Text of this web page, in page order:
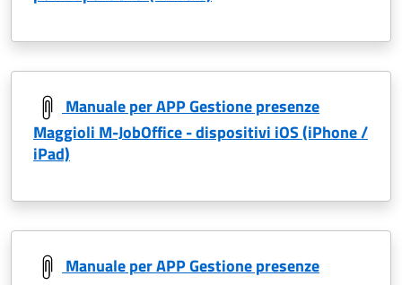
Manuale per APP Gestione presenze
Maggioli M-JobOffice - dispositivi iOS (iPhone /
iPad)
Manuale per APP Gestione presenze